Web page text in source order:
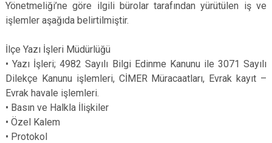
Bayrampaşa
Beykoz
Beyoğlu
Büyükçekmece
Çatalca
Esenler
Kartal
Maltepe
Pendik
Sarıyer
Şile
Başakşehir
Beylikdüzü
Yönetmeliği’ne göre ilgili bürolar tarafından yürütülen iş ve
işlemler aşağıda belirtilmiştir.
İlçe Yazı İşleri Müdürlüğü
• Yazı İşleri; 4982 Sayılı Bilgi Edinme Kanunu ile 3071 Sayılı
Dilekçe Kanunu işlemleri, CİMER Müracaatları, Evrak kayıt –
Evrak havale işlemleri.
• Basın ve Halkla İlişkiler
• Özel Kalem
• Protokol